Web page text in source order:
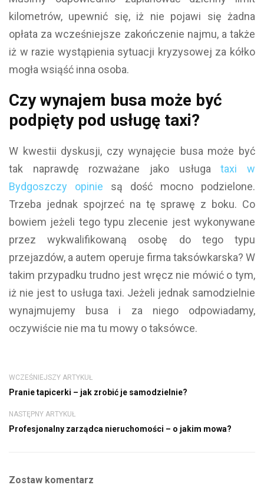
kilometrów, upewnić się, iż nie pojawi się żadna
opłata za wcześniejsze zakończenie najmu, a także
iż w razie wystąpienia sytuacji kryzysowej za kółko
mogła wsiąść inna osoba.
Czy wynajem busa może być
podpięty pod usługę taxi?
W kwestii dyskusji, czy wynajęcie busa może być
tak naprawdę rozważane jako usługataxi w
Bydgoszczy opinie są dość mocno podzielone.
Trzeba jednak spojrzeć na tę sprawę z boku. Co
bowiem jeżeli tego typu zlecenie jest wykonywane
przez wykwalifikowaną osobę do tego typu
przejazdów, a autem operuje firma taksówkarska? W
takim przypadku trudno jest wręcz nie mówić o tym,
iż nie jest to usługa taxi. Jeżeli jednak samodzielnie
wynajmujemy busa i za niego odpowiadamy,
oczywiście nie ma tu mowy o taksówce.
WCZEŚNIEJSZY ARTYKUŁ
Pranie tapicerki – jak zrobić je samodzielnie?
NASTĘPNY ARTYKUŁ
Profesjonalny zarządca nieruchomości – o jakim mowa?
Zostaw komentarz